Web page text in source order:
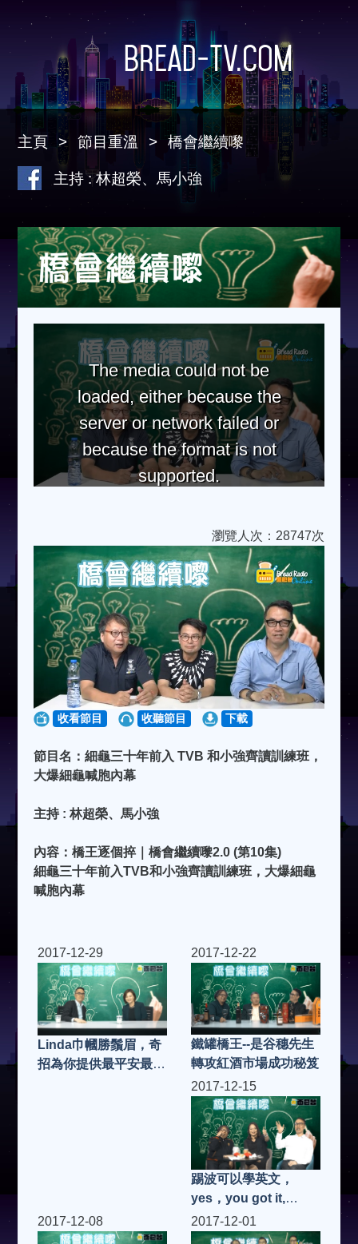
Bread-TV.com
主頁 節目重溫 橋會繼續嚟
主持 : 林超榮、馬小強
The media could not be
loaded, either because the
server or network failed or
because the format is not
supported.
瀏覽人次：28747次
收看節目 收聽節目 下載
節目名：細龜三十年前入 TVB 和小強齊讀訓練班，
大爆細龜喊胞內幕
主持 : 林超榮、馬小強
內容：橋王逐個捽｜橋會繼續嚟2.0 (第10集)
細龜三十年前入TVB和小強齊讀訓練班，大爆細龜
喊胞內幕
2017-12-29
Linda巾幗勝鬚眉，奇
招為你提供最平安最高
2017-12-22
鐵罐橋王--是谷穗先生
轉攻紅酒市場成功秘笈
2017-12-15
踢波可以學英文，
yes，you got it,
Heide老師大把好橋教
小朋友輕鬆學 English
2017-12-08 2017-12-01